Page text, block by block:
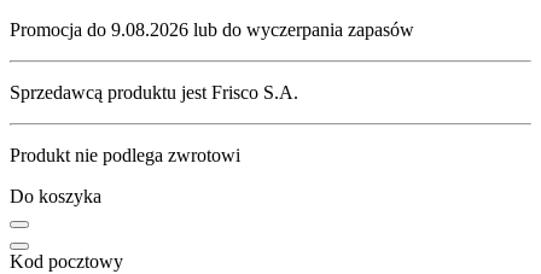
Promocja do 9.08.2026 lub do wyczerpania zapasów
Sprzedawcą produktu jest Frisco S.A.
Produkt nie podlega zwrotowi
Do koszyka
Kod pocztowy